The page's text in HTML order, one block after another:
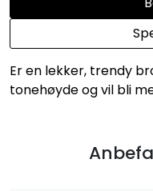
Er en lekker, trendy
tonehøyde og vil bli